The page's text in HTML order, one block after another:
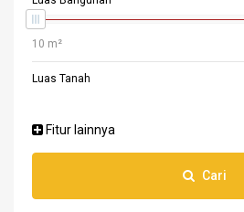
Luas Tanah
Fitur lainnya
Cari